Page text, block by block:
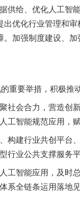
供给、优化人工智
优化行业管理和
加强制度建设、
要举措，积极推
会合力，营造创
智能规范应用，
建行业共创平台
行业公共支撑服务平
智能应用，及时
系全链条运用落地见